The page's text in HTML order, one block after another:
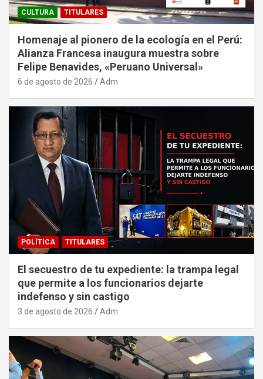
CULTURA TITULARES
Homenaje al pionero de la ecología en el Perú:
Alianza Francesa inaugura muestra sobre
Felipe Benavides, «Peruano Universal»
6 de agosto de 2026 Adm
POLÍTICA TITULARES
El secuestro de tu expediente: la trampa legal
que permite a los funcionarios dejarte
indefenso y sin castigo
3 de agosto de 2026 Adm